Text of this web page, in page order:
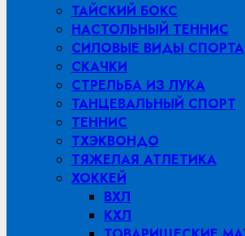
ТАЙСКИЙ БОКС
НАСТОЛЬНЫЙ ТЕННИС
СИЛОВЫЕ ВИДЫ СПОРТА
СКАЧКИ
СТРЕЛЬБА ИЗ ЛУКА
ТАНЦЕВАЛЬНЫЙ СПОРТ
ТЕННИС
ТХЭКВОНДО
ТЯЖЕЛАЯ АТЛЕТИКА
ХОККЕЙ
ВХЛ
КХЛ